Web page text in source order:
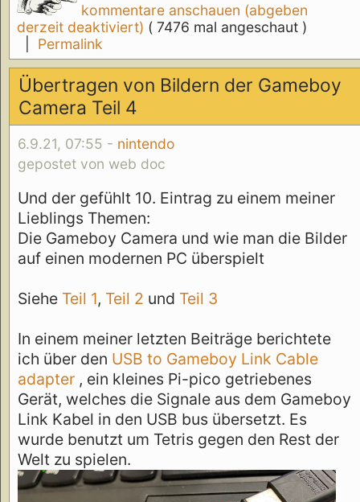
kommentare anschauen (abgeben
derzeit deaktiviert) ( 7476 mal angeschaut )
Permalink
Übertragen von Bildern der Gameboy
Camera Teil 4
6.9.21, 07:55 - nintendo
gepostet von web doc
Und der gefühlt 10. Eintrag zu einem meiner
Lieblings Themen:
Die Gameboy Camera und wie man die Bilder
auf einen modernen PC überspielt
Siehe Teil 1, Teil 2 und Teil 3
In einem meiner letzten Beiträge berichtete
ich über den USB to Gameboy Link Cable
adapter , ein kleines Pi-pico getriebenes
Gerät, welches die Signale aus dem Gameboy
Link Kabel in den USB bus übersetzt. Es
wurde benutzt um Tetris gegen den Rest der
Welt zu spielen.